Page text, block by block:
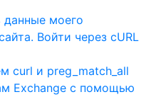
данные моего
Войти через cURL
curl и preg_match_all
Exchange с помощью